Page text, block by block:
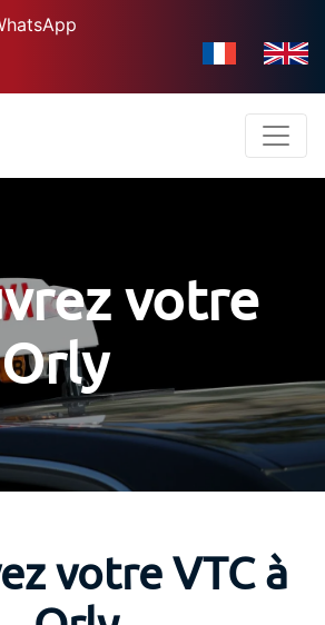
votre
votre VTC à